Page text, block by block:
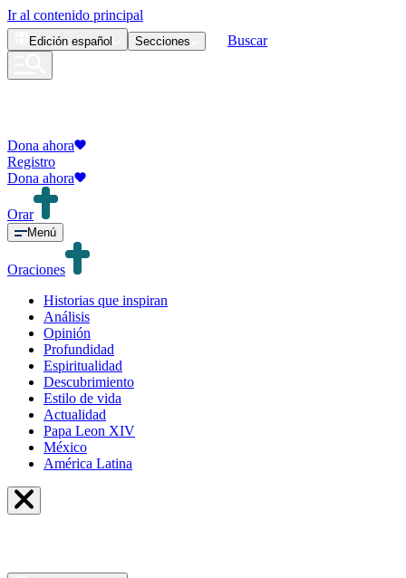
Ir al contenido principal
Edición español Secciones Buscar
Dona ahora
Registro
Dona ahora
Orar
Menú
Oraciones
Historias que inspiran
Análisis
Opinión
Profundidad
Espiritualidad
Descubrimiento
Estilo de vida
Actualidad
Papa Leon XIV
México
América Latina